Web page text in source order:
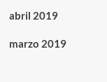
abril 2019
marzo 2019